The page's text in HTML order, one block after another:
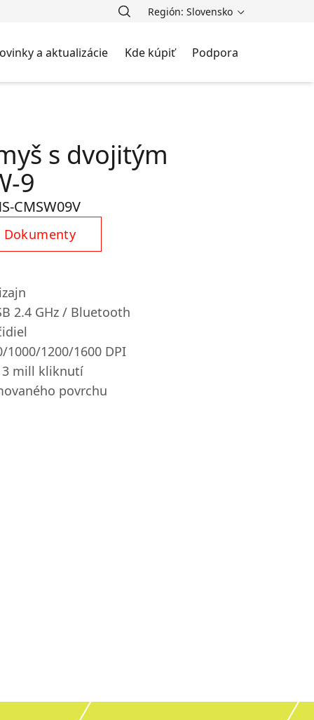
Región: Slovensko
a aktualizácie Kde kúpiť Podpora
s dvojitým
9
CMSW09V
Dokumenty
2.4 GHz / Bluetooth
1000/1200/1600 DPI
3 mill kliknutí
povrchu